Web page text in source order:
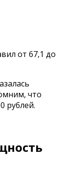
от 67,1 до
что
рублей.